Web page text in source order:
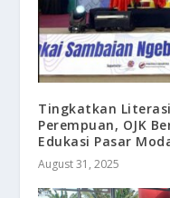
Tingkatkan
Perempuan, OJK
Edukasi Pasar
August 31, 2025